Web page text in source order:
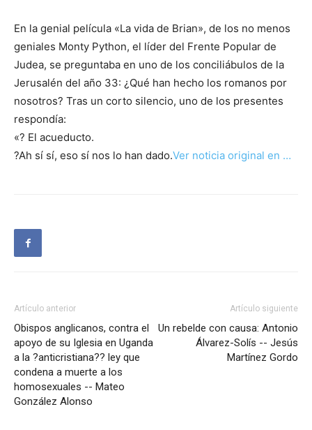
En la genial película «La vida de Brian», de los no menos
geniales Monty Python, el líder del Frente Popular de
Judea, se preguntaba en uno de los conciliábulos de la
Jerusalén del año 33: ¿Qué han hecho los romanos por
nosotros? Tras un corto silencio, uno de los presentes
respondía:
«? El acueducto.
?Ah sí sí, eso sí nos lo han dado.Ver noticia original en …
Artículo anterior
Obispos anglicanos, contra el
apoyo de su Iglesia en Uganda
a la ?anticristiana?? ley que
condena a muerte a los
homosexuales -- Mateo
González Alonso
Artículo siguiente
Un rebelde con causa: Antonio
Álvarez-Solís -- Jesús
Martínez Gordo